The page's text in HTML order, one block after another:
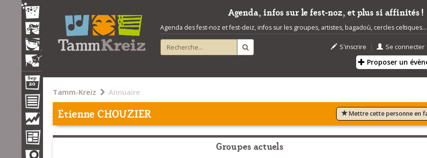
Agenda, infos sur le fest-noz, et plus si affinités !
Agenda des fest-noz et fest-deiz, infos sur les groupes, artistes, bagadoù, cercles celtiques...
S'inscrire | Se connecter
Proposer un
Tamm-Kreiz Annuaire
Etienne CHOUZIER Mettre cette personne en
Groupes actuels